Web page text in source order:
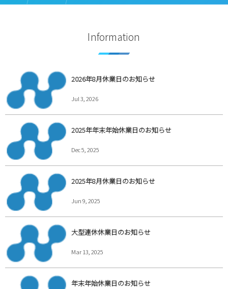
Information
2026年8月休業日のお知らせ
Jul 3, 2026
2025年年末年始休業日のお知らせ
Dec 5, 2025
2025年8月休業日のお知らせ
Jun 9, 2025
大型連休休業日のお知らせ
Mar 13, 2025
年末年始休業日のお知らせ